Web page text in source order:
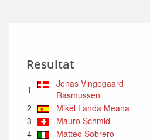
Resultat
1
Jonas Vingegaard
Rasmussen
2
Mikel Landa Meana
3
Mauro Schmid
4
Matteo Sobrero